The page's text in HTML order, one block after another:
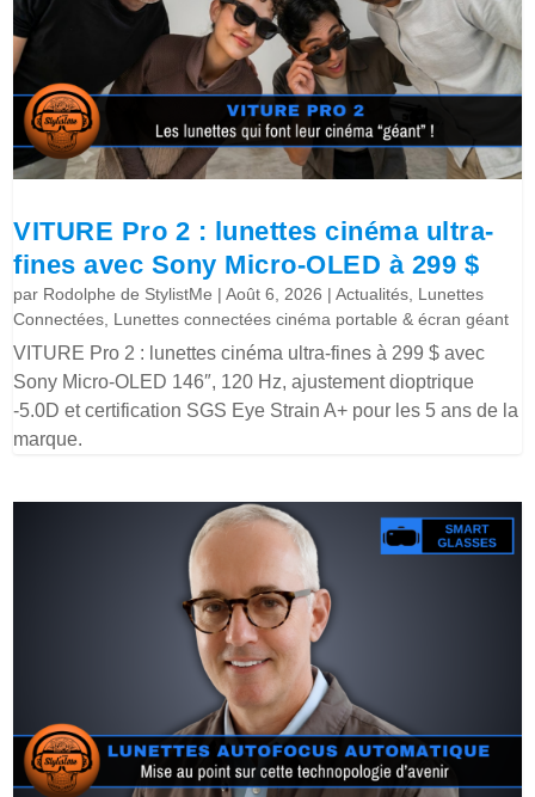
VITURE Pro 2 : lunettes cinéma ultra-
fines avec Sony Micro-OLED à 299 $
par Rodolphe de StylistMe |Août 6, 2026 |Actualités Lunettes
Connectées Lunettes connectées cinéma portable & écran géant
VITURE Pro 2 : lunettes cinéma ultra-fines à 299 $ avec
Sony Micro-OLED 146″, 120 Hz, ajustement dioptrique
-5.0D et certification SGS Eye Strain A+ pour les 5 ans de la
marque.